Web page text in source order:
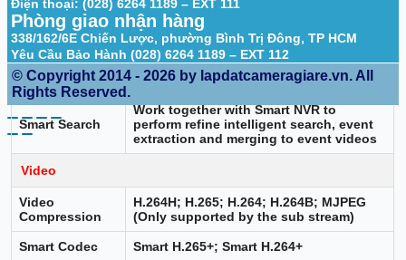
Intelligence
IVS (Perimeter
Protection)
Intrusion, tripwire (the two functions
support the classification and accurate
detection of vehicle and human)
Smart Search
Work together with Smart NVR to
perform refine intelligent search, event
extraction and merging to event videos
Video
Video
Compression
H.264H; H.265; H.264; H.264B; MJPEG
(Only supported by the sub stream)
Smart Codec Smart H.265+; Smart H.264+
Điện thoại: (028) 6264 1189 – EXT 111
Phòng giao nhận hàng
338/162/6E Chiến Lược, phường Bình Trị Đông, TP HCM
Yêu Cầu Bảo Hành (028) 6264 1189 – EXT 112
© Copyright 2014 - 2026 by lapdatcameragiare.vn. All
Rights Reserved.